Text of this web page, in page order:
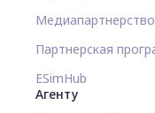
Медиапартнерство
Партнерская
ESimHub
Агенту